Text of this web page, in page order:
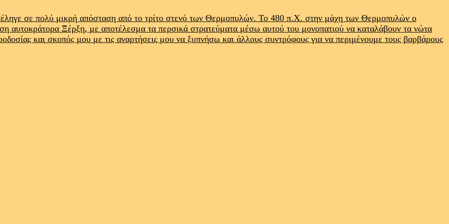
σε πολύ μικρή απόσταση από το τρίτο στενό των Θερμοπυλών. Το 480 π.Χ. στην μάχη των Θερμοπυλών ο
αυτοκράτορα Ξέρξη, με αποτέλεσμα τα περσικά στρατεύματα μέσω αυτού του μονοπατιού να καταλάβουν τα νώτα
και σκοπός μου με τις αναρτήσεις μου να ξυπνήσω και άλλους συντρόφους για να περιμένουμε τους βαρβάρους